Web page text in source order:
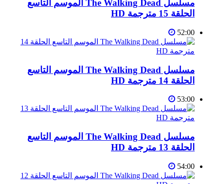
مسلسل The Walking Dead الموسم التاسع
الحلقة 15 مترجمة HD
52:00
مسلسل The Walking Dead الموسم التاسع
الحلقة 14 مترجمة HD
53:00
مسلسل The Walking Dead الموسم التاسع
الحلقة 13 مترجمة HD
54:00